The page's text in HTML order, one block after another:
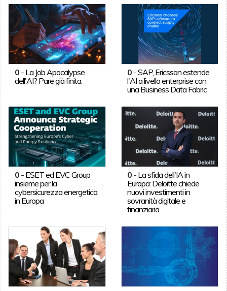
0- La Job Apocalypse
dell'AI? Pare già finita.
0 -SAP, Ericsson estende
l'AI a livello enterprise con
una Business Data Fabric
0- ESET ed EVC Group
insieme per la
cybersicurezza energetica
in Europa
0 - La sfida dell'IA in
Europa: Deloitte chiede
nuovi investimenti in
sovranità digitale e
finanziaria